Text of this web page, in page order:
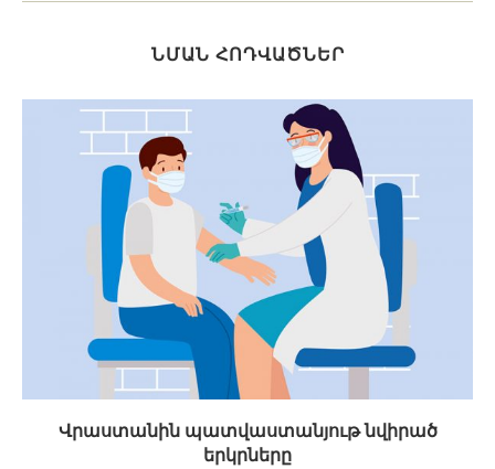
ՆՄԱՆ ՀՈԴՎԱԾՆԵՐ
Վրաստանին պատվաստանյութ նվիրած
երկրները